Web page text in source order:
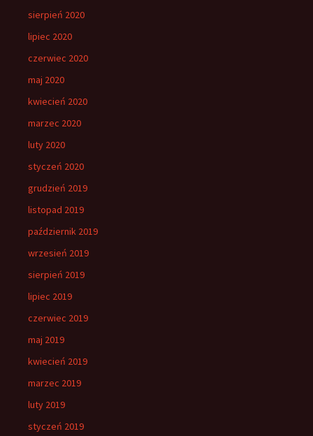
sierpień 2020
lipiec 2020
czerwiec 2020
maj 2020
kwiecień 2020
marzec 2020
luty 2020
styczeń 2020
grudzień 2019
listopad 2019
październik 2019
wrzesień 2019
sierpień 2019
lipiec 2019
czerwiec 2019
maj 2019
kwiecień 2019
marzec 2019
luty 2019
styczeń 2019